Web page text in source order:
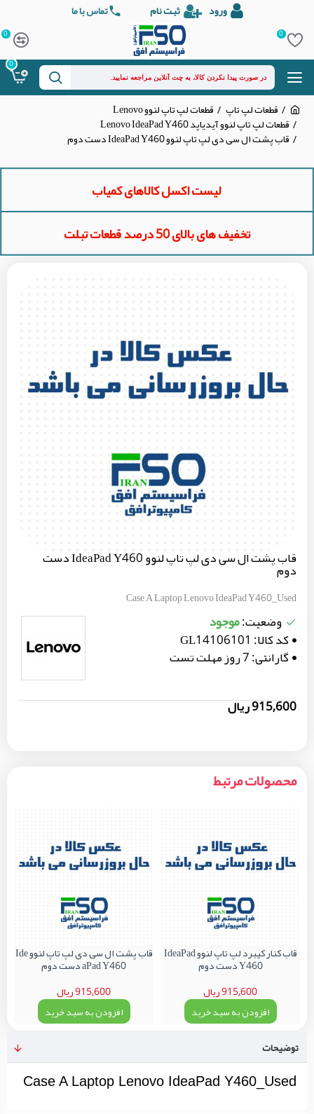
ورود ثبت نام تماس با ما
0
0
0
قطعات لپ تاپ قطعات لپ تاپ لنوو Lenovo
قطعات لپ تاپ لنوو آیدیاپد Lenovo IdeaPad Y460
قاب پشت ال سی دی لپ تاپ لنوو IdeaPad Y460 دست دوم
لیست اکسل کالاهای کمیاب
تخفیف های بالای 50 درصد قطعات تبلت
قاب پشت ال سی دی لپ تاپ لنوو IdeaPad Y460 دست
دوم
Case A Laptop Lenovo IdeaPad Y460_Used
وضعیت:موجود
کد کالا: GL14106101
گارانتی:7 روز مهلت تست
915,600 ریال
محصولات مرتبط
قاب کنار کیبرد لپ تاپ لنوو IdeaPad
Y460 دست دوم
915,600 ریال
افزودن به سبد خرید
قاب پشت ال سی دی لپ تاپ لنوو Ide
aPad Y460 دست دوم
915,600 ریال
افزودن به سبد خرید
توضیحات
Case A Laptop Lenovo IdeaPad Y460_Used